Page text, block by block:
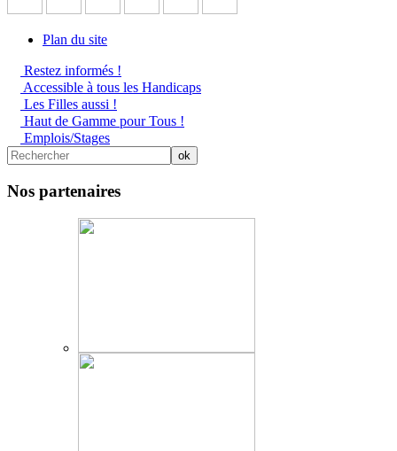
Plan du site
Restez informés !
Accessible à tous les Handicaps
Les Filles aussi !
Haut de Gamme pour Tous !
Emplois/Stages
Nos partenaires